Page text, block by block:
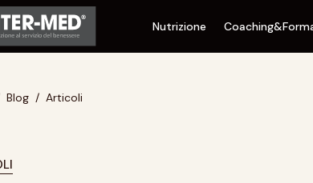
Nutrizione
Blog Articoli